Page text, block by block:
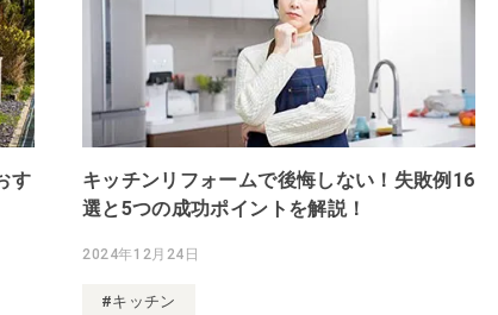
す
キッチンリフォームで後悔しない！失敗例16
選と5つの成功ポイントを解説！
2024年12月24日
#キッチン